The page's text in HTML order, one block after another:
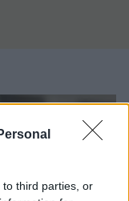
third parties, or